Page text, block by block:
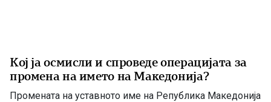
Кој ја осмисли и спроведе операцијата за
промена на името на Македонија?
Промената на уставното име на Република Македонија